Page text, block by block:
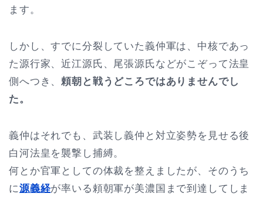
ます。
しかし、すでに分裂していた義仲軍は、中核であっ
た源行家、近江源氏、尾張源氏などがこぞって法皇
側へつき、頼朝と戦うどころではありませんでし
た。
義仲はそれでも、武装し義仲と対立姿勢を見せる後
白河法皇を襲撃し捕縛。
何とか官軍としての体裁を整えましたが、そのうち
に源義経が率いる頼朝軍が美濃国まで到達してしま